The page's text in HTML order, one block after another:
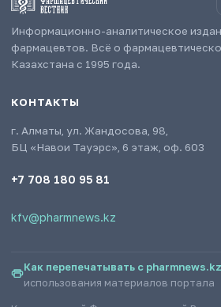
Информационно-аналитическое
фармацевтов. Всё о
Казахстана с 1995 года.
КОНТАКТЫ
г. Алматы, ул. Жандосова, 98,
БЦ «Навои Тауэрс», 6 этаж, оф. 603
+7 708 180 95 81
kfv@pharmnews.kz
Как перепечатывать с pharmnews.kz
использования материалов портала